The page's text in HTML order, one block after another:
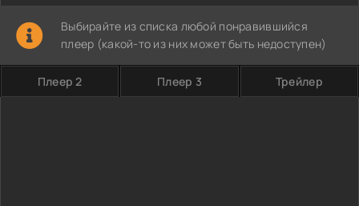
Выбирайте из списка любой понравившийся
плеер (какой-то из них может быть недоступен)
Плеер 2 Плеер 3 Трейлер